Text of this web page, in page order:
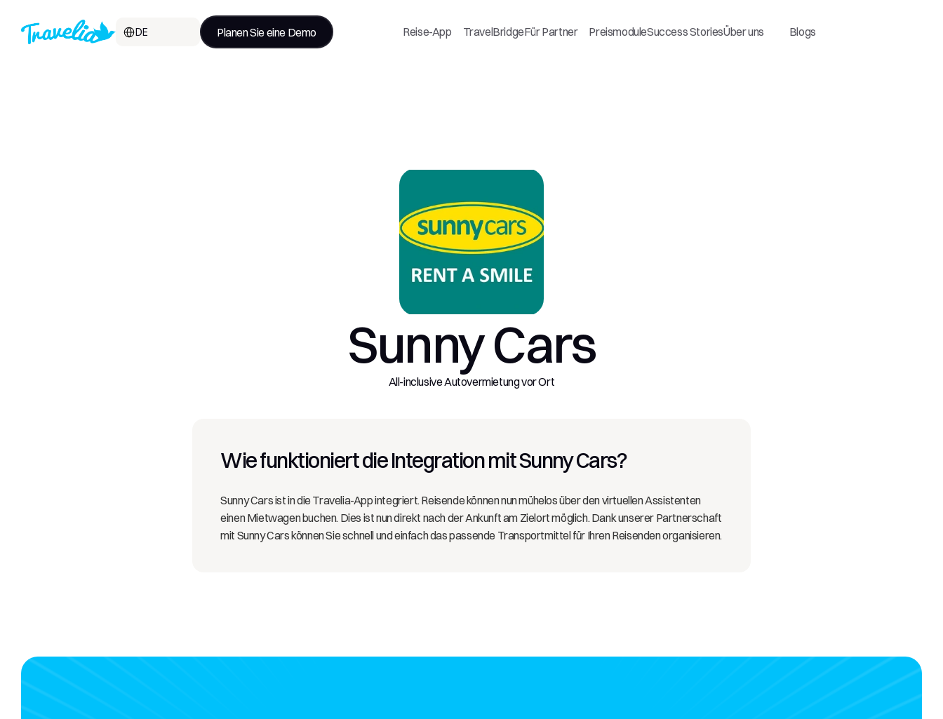
DE Planen Sie eine Demo Reise-App TravelBridgeFür Partner PreismoduleSuccess StoriesÜber uns Blogs
Sunny Cars
All-inclusive Autovermietung vor Ort
Wie funktioniert die Integration mit Sunny Cars?
Sunny Cars ist in die Travelia-App integriert. Reisende können nun mühelos über den virtuellen Assistenten
einen Mietwagen buchen. Dies ist nun direkt nach der Ankunft am Zielort möglich. Dank unserer Partnerschaft
mit Sunny Cars können Sie schnell und einfach das passende Transportmittel für Ihren Reisenden organisieren.